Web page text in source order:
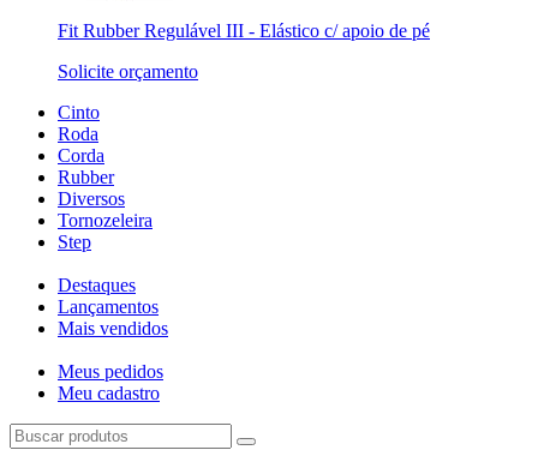
Fit Rubber Regulável III - Elástico c/ apoio de pé
Solicite orçamento
Cinto
Roda
Corda
Rubber
Diversos
Tornozeleira
Step
Destaques
Lançamentos
Mais vendidos
Meus pedidos
Meu cadastro